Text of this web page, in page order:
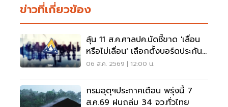
ข่าวที่เกี่ยวข้อง
ลุ้น 11 ส.ค.ศาลปค.นัดชี้ขาด 'เลื่อน
หรือไม่เลื่อน' เลือกตั้งบอร์ดประกัน
สังคม
06 ส.ค. 2569 | 12:00 น.
กรมอุตุฯประกาศเตือน พรุ่งนี้ 7
ส.ค.69 ฝนถล่ม 34 จว.ทั่วไทย